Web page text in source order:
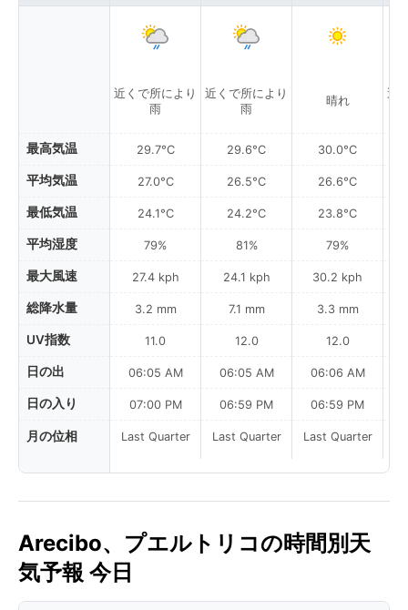
最高気温
平均気温
最低気温
平均湿度
最大風速
総降水量
UV指数
日の出
日の入り
月の位相
近くで所により
雨
29.7°C
27.0°C
24.1°C
79%
27.4 kph
3.2 mm
11.0
06:05 AM
07:00 PM
Last Quarter
近くで所により
雨
29.6°C
26.5°C
24.2°C
81%
24.1 kph
7.1 mm
12.0
06:05 AM
06:59 PM
Last Quarter
晴れ
30.0°C
26.6°C
23.8°C
79%
30.2 kph
3.3 mm
12.0
06:06 AM
06:59 PM
Last Quarter
近
Arecibo、プエルトリコの時間別天
気予報 今日